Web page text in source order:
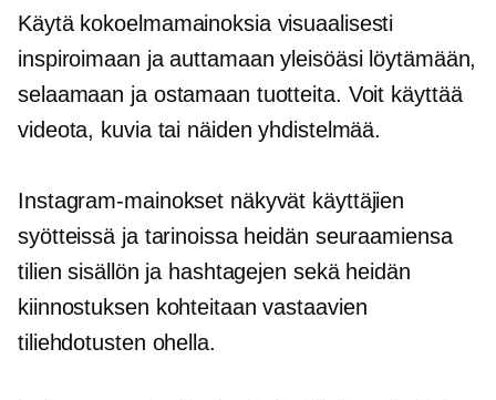
Käytä kokoelmamainoksia visuaalisesti
inspiroimaan ja auttamaan yleisöäsi löytämään,
selaamaan ja ostamaan tuotteita. Voit käyttää
videota, kuvia tai näiden yhdistelmää.
Instagram-mainokset näkyvät käyttäjien
syötteissä ja tarinoissa heidän seuraamiensa
tilien sisällön ja hashtagejen sekä heidän
kiinnostuksen kohteitaan vastaavien
tiliehdotusten ohella.